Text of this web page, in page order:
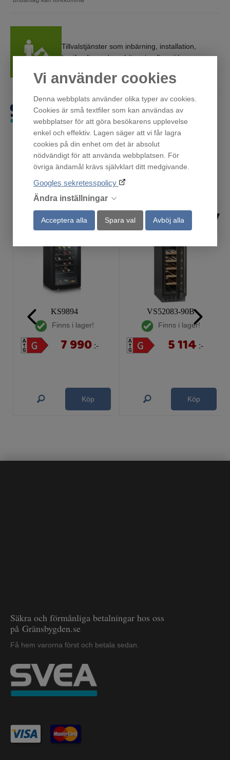
Vi använder cookies
Denna webbplats använder olika typer av cookies.
Cookies är små textfiler som kan användas av
webbplatser för att göra besökarens upplevelse
enkel och effektiv. Lagen säger att vi får lagra
cookies på din enhet om det är absolut
nödvändigt för att använda webbplatsen. För
övriga ändamål krävs självklart ditt medgivande.
Googles sekretesspolicy
Ändra inställningar
Acceptera alla Spara val Avböj alla
Tillvalstjänster som inbärning, installation,
bortforsling och omhängning finns i kassan
Få först. Betala sen.
Andra har också tittat på
KS9894
Finns i lager!
7 990 :-
Köp
VS52083-90B
Finns i lager!
5 114 :-
Köp
Säkra och förmånliga betalningar hos oss
på Gränsbygden.se
Få hem varorna först och betala sedan.